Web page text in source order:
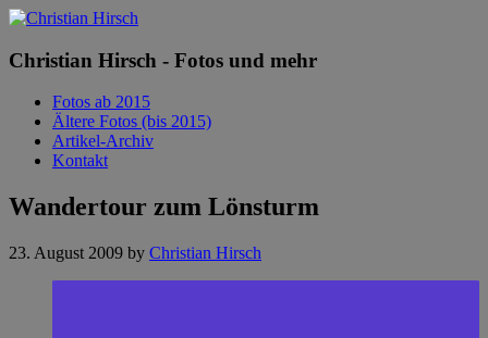
Christian Hirsch - Fotos und mehr
Fotos ab 2015
Ältere Fotos (bis 2015)
Artikel-Archiv
Kontakt
Wandertour zum Lönsturm
23. August 2009 by Christian Hirsch